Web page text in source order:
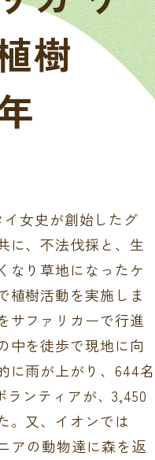
樹
イ女史が創始したグ
に、不法伐採と、生
なり草地になったケ
植樹活動を実施しま
サファリカーで行進
中を徒歩で現地に向
に雨が上がり、644名
ランティアが、3,450
。又、イオンでは
アの動物達に森を返